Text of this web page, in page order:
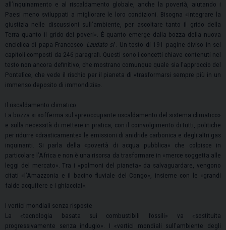
all’inquinamento e al riscaldamento globale, anche la povertà, aiutando i
Paesi meno sviluppati a migliorare le loro condizioni. Bisogna «integrare la
giustizia nelle discussioni sull’ambiente, per ascoltare tanto il grido della
Terra quanto il grido dei poveri». È quanto emerge dalla bozza della nuova
enciclica di papa Francesco Laudato si’. Un testo di 191 pagine diviso in sei
capitoli composti da 246 paragrafi. Questi sono i concetti chiave contenuti nel
testo non ancora definitivo, che mostrano comunque quale sia l’approccio del
Pontefice, che vede il rischio per il pianeta di «trasformarsi sempre più in un
immenso deposito di immondizia».
Il riscaldamento climatico
La bozza si sofferma sul «preoccupante riscaldamento del sistema climatico»
e sulla necessità di mettere in pratica, con il coinvolgimento di tutti, politiche
per ridurre «drasticamente» le emissioni di anidride carbonica e degli altri gas
inquinanti. Si parla della «povertà di acqua pubblica» che colpisce in
particolare l’Africa e non è una risorsa da trasformare in «merce soggetta alle
leggi del mercato». Tra i «polmoni del pianeta» da salvaguardare, vengono
citati «l’Amazzonia e il bacino fluviale del Congo», insieme con le «grandi
falde acquifere e i ghiacciai».
I vertici mondiali senza risposte
La «tecnologia basata sui combustibili fossili» va «sostituita
progressivamente senza indugio». I «vertici mondiali sull’ambiente degli